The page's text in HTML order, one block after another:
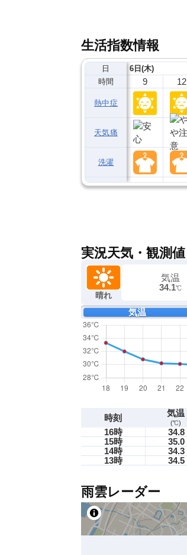
生活指数情報
日
時間
熱中症
天気痛
洗濯
6日(木)
9 12
実況天気・観測値
晴れ
気温
34.1℃
気温
時刻 気温
(℃)
16時 34.8
15時
35.0
14時
34.3
13時
34.5
雨雲レーダー